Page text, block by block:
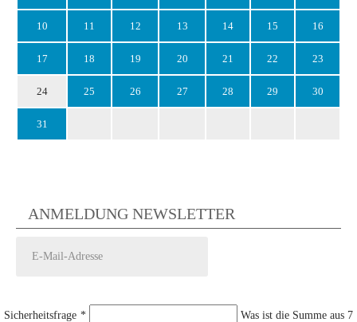
10 11 12 13 14 15 16
17 18 19 20 21 22 23
24 25 26 27 28 29 30
31
ANMELDUNG NEWSLETTER
Sicherheitsfrage *
Was ist die Summe aus 7